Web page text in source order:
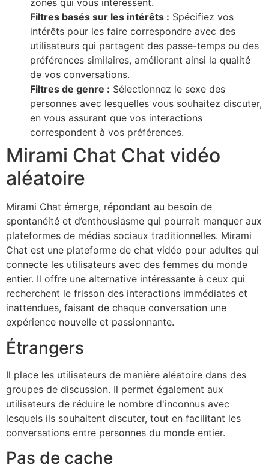
zones qui vous intéressent.
Filtres basés sur les intérêts : Spécifiez vos
intérêts pour les faire correspondre avec des
utilisateurs qui partagent des passe-temps ou des
préférences similaires, améliorant ainsi la qualité
de vos conversations.
Filtres de genre : Sélectionnez le sexe des
personnes avec lesquelles vous souhaitez discuter,
en vous assurant que vos interactions
correspondent à vos préférences.
Mirami Chat Chat vidéo
aléatoire
Mirami Chat émerge, répondant au besoin de
spontanéité et d’enthousiasme qui pourrait manquer aux
plateformes de médias sociaux traditionnelles. Mirami
Chat est une plateforme de chat vidéo pour adultes qui
connecte les utilisateurs avec des femmes du monde
entier. Il offre une alternative intéressante à ceux qui
recherchent le frisson des interactions immédiates et
inattendues, faisant de chaque conversation une
expérience nouvelle et passionnante.
Étrangers
Il place les utilisateurs de manière aléatoire dans des
groupes de discussion. Il permet également aux
utilisateurs de réduire le nombre d'inconnus avec
lesquels ils souhaitent discuter, tout en facilitant les
conversations entre personnes du monde entier.
Pas de cache